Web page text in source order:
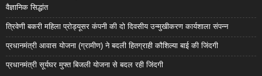
वैज्ञानिक सिद्धांत
त्रिवेणी बकरी महिला प्रोड्यूसर कंपनी की दो दिवसीय उन्मुखीकरण कार्यशाला संपन्न
प्रधानमंत्री आवास योजना (ग्रामीण) ने बदली हितग्राही कौशिल्या बाई की जिंदगी
प्रधानमंत्री सूर्यघर मुफ्त बिजली योजना से बदल रही जिंदगी